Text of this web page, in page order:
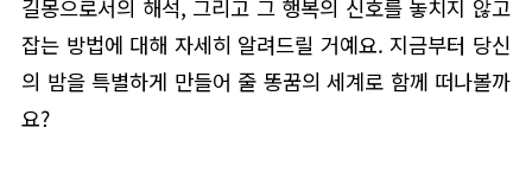
길몽으로서의 해석, 그리고 그 행복의 신호를 놓치지 않고
잡는 방법에 대해 자세히 알려드릴 거예요. 지금부터 당신
의 밤을 특별하게 만들어 줄 똥꿈의 세계로 함께 떠나볼까
요?